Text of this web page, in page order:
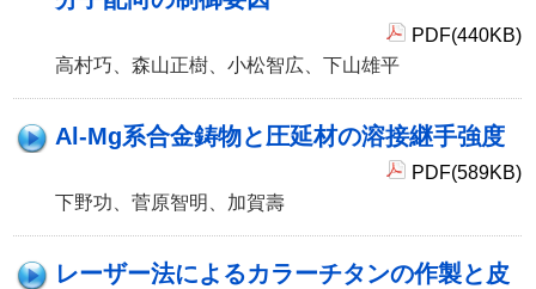
PDF(440KB)
高村巧、森山正樹、小松智広、下山雄平
Al-Mg系合金鋳物と圧延材の溶接継手強度
PDF(589KB)
下野功、菅原智明、加賀壽
レーザー法によるカラーチタンの作製と皮